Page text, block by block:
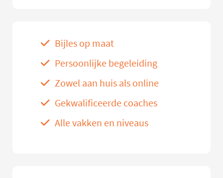
Bijles op maat
Persoonlijke begeleiding
Zowel aan huis als online
Gekwalificeerde coaches
Alle vakken en niveaus